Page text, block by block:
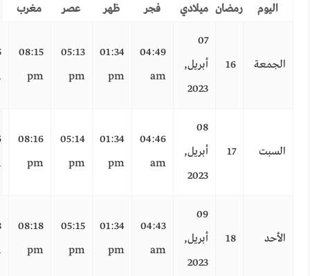
اليوم رمضان ميلادي فجر ظهر عصر مغرب
الجمعة 16
07
أبريل,
2023
04:49
am
01:34
pm
05:13
pm
08:15
pm
السبت 17
08
أبريل,
2023
04:46
am
01:34
pm
05:14
pm
08:16
pm
الأحد 18
09
أبريل,
2023
04:43
am
01:34
pm
05:15
pm
08:18
pm